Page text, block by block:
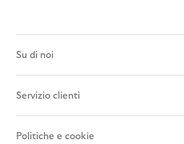
Su di noi
Servizio clienti
Politiche e cookie